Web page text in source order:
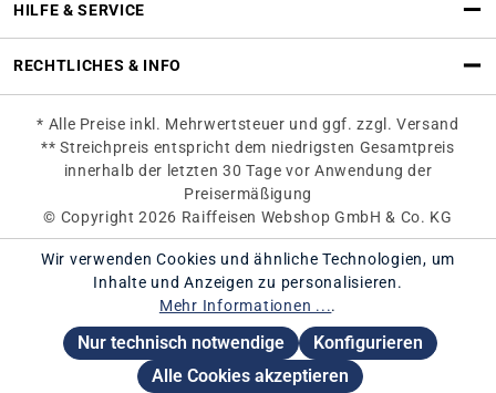
HILFE & SERVICE
RECHTLICHES & INFO
* Alle Preise inkl. Mehrwertsteuer und ggf. zzgl. Versand
** Streichpreis entspricht dem niedrigsten Gesamtpreis
innerhalb der letzten 30 Tage vor Anwendung der
Preisermäßigung
© Copyright 2026 Raiffeisen Webshop GmbH & Co. KG
Wir verwenden Cookies und ähnliche Technologien, um
Inhalte und Anzeigen zu personalisieren.
Mehr Informationen ....
Nur technisch notwendige
Konfigurieren
Alle Cookies akzeptieren